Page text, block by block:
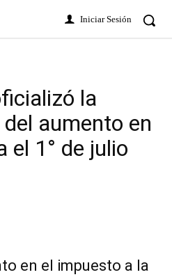
Iniciar Sesión
la
aumento en
el 1° de julio
en el impuesto a la